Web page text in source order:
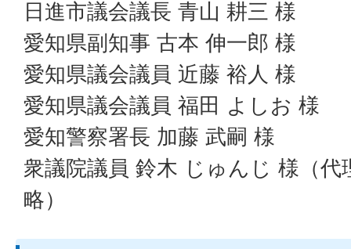
日進市議会議長 青山 耕三 様
愛知県副知事 古本 伸一郎 様
愛知県議会議員 近藤 裕人 様
愛知県議会議員 福田 よしお 様
愛知警察署長 加藤 武嗣 様
衆議院議員 鈴木 じゅんじ 様（
略）